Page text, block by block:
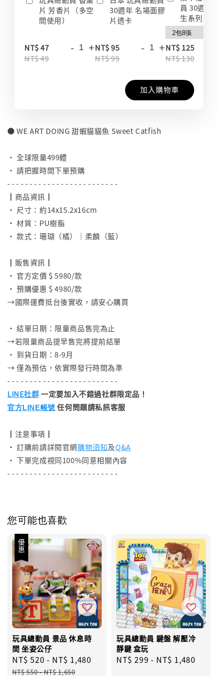
片 芳香片（多空
間使用）
NT$ 47
NT$ 49
- +
30週年 名場面膠
片透卡
NT$ 95
NT$ 99
- +
員 30週年
生系列 收
NT$ 125
NT$ 130
加入購物車
● WE ART DOING 甜蝦貓貓魚 Sweet Catfish
• 全球限量499體
• 請把握時間下單預購
- - - - - - - - - - - - - - - - - - - - - - - - -
┃商品資訊┃
• 尺寸：約14x15.2x16cm
• 材質：PU樹脂
• 款式：珊瑚（橘）｜柔麟（藍）
┃販售資訊┃
• 官方定價 $ 5980/款
• 預購優惠 $ 4980/款
→國際運費抵台後實收，請安心購買
• 結單日期：限量商品售完為止
→若限量商品提早售完將提前結單
• 到貨日期：8-9月
→ 僅為預估，依實際發行時間為準
- - - - - - - - - - - - - - - - - - - - - - - - -
LINE社群一定要加入不錯過社群限定品！
官方LINE帳號 任何問題請私訊客服
┃注意事項┃
• 訂購前請詳閱官網購物須知及Q&A
• 下單完成視同100%同意相關內容
- - - - - - - - - - - - - - - - - - - - - - - - -
您可能也喜歡
優惠
玩具總動員 景品 休息時
間 坐姿公仔
Sale
price
NT$ 520 - NT$ 1,480
Regular
NT$ 550-NT$ 1,650
玩具總動員 鍵盤 解壓冷
靜鍵 盒玩
Regular
NT$ 299 - NT$ 1,480